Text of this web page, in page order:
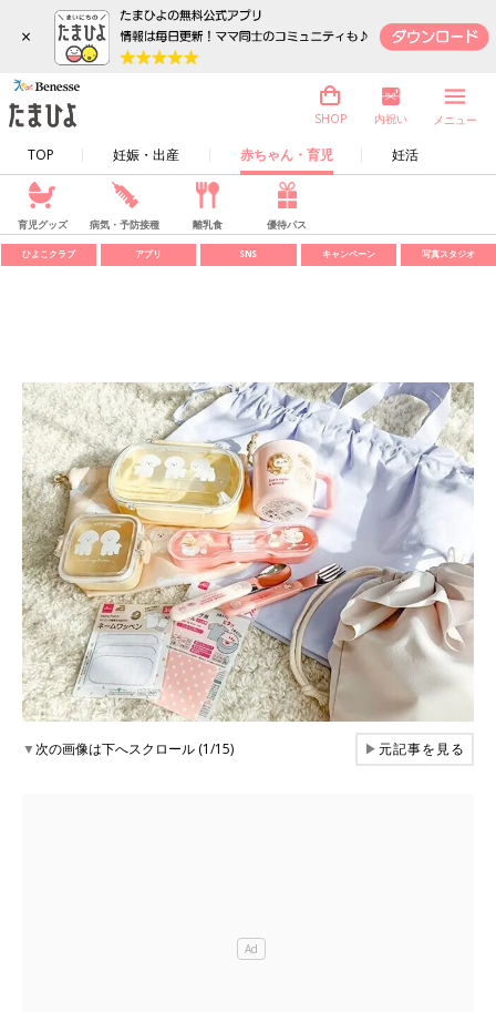
×
TOP 妊娠・出産 赤ちゃん・育児 妊活
SHOP 内祝い メニュー
育児グッズ 病気・予防接種 離乳食 優待パス
ひよこクラブ アプリ SNS キャンペーン 写真スタジオ
▼次の画像は下へスクロール (1/15) ▶元記事を見る